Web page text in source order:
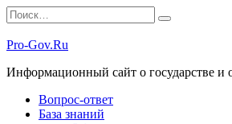
Перейти
к
содержанию
Search
for:
Pro-Gov.Ru
Информационный сайт о государстве и
Вопрос-ответ
База знаний